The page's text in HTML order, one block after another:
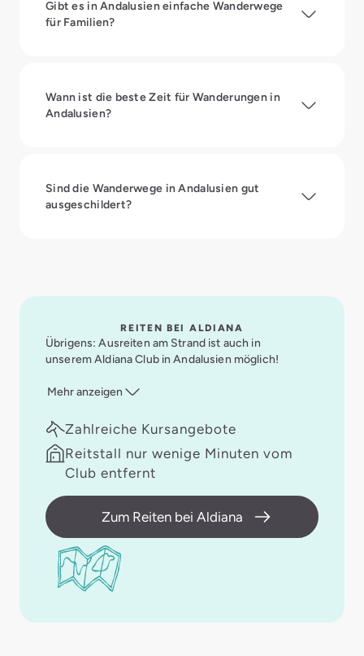
Gibt es in Andalusien einfache Wanderwege
für Familien?
Wann ist die beste Zeit für Wanderungen in
Andalusien?
Sind die Wanderwege in Andalusien gut
ausgeschildert?
REITEN BEI ALDIANA
Übrigens: Ausreiten am Strand ist auch in
unserem Aldiana Club in Andalusien möglich!
Mehr anzeigen
Zahlreiche Kursangebote
Reitstall nur wenige Minuten vom
Club entfernt
Zum Reiten bei Aldiana